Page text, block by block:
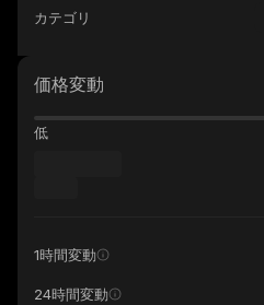
カテゴリ
価格変動
低
1時間変動
24時間変動